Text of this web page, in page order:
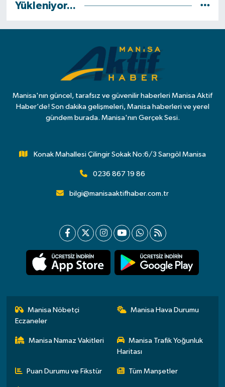
Yükleniyor...
Manisa'nın güncel, tarafsız ve güvenilir haberleri Manisa Aktif
Haber’de! Son dakika gelişmeleri, Manisa haberleri ve yerel
gündem burada. Manisa'nın Gerçek Sesi.
Konak Mahallesi Çilingir Sokak No:6/3 Sarıgöl Manisa
0236 867 19 86
bilgi@manisaaktifhaber.com.tr
Manisa Nöbetçi
Eczaneler
Manisa Hava Durumu
Manisa Namaz Vakitleri
Manisa Trafik Yoğunluk
Haritası
Puan Durumu ve Fikstür Tüm Manşetler